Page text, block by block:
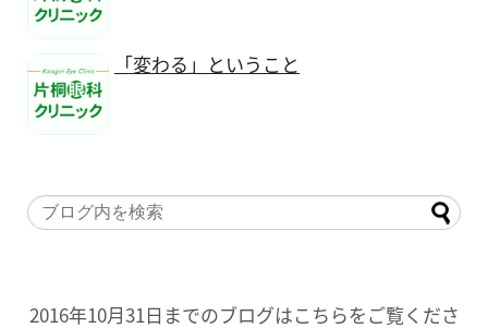
「変わる」ということ
2016年10月31日までのブログはこちらをご覧くださ